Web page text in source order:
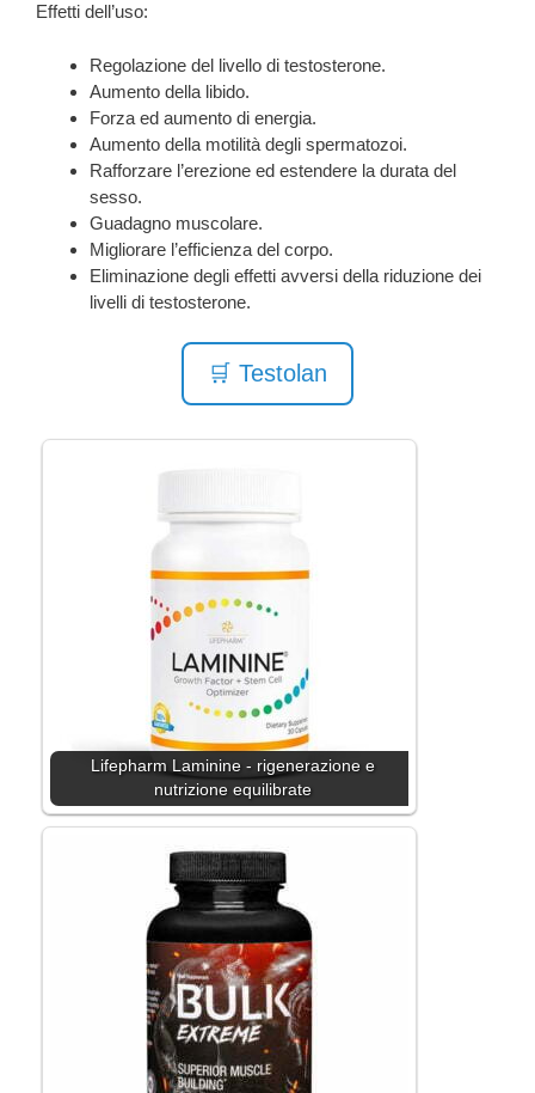
Effetti dell’uso:
Regolazione del livello di testosterone.
Aumento della libido.
Forza ed aumento di energia.
Aumento della motilità degli spermatozoi.
Rafforzare l’erezione ed estendere la durata del
sesso.
Guadagno muscolare.
Migliorare l’efficienza del corpo.
Eliminazione degli effetti avversi della riduzione dei
livelli di testosterone.
🛒 Testolan
Lifepharm Laminine - rigenerazione e
nutrizione equilibrate